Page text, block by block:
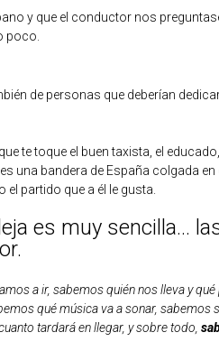
y que el conductor nos
poco.
de personas que deberían
te toque el buen taxista, el
una bandera de España colgada
partido que a él le gusta.
es muy sencilla…
a ir, sabemos quién nos lleva y
qué música va a sonar, sabemos
tardará en llegar, y sobre todo,